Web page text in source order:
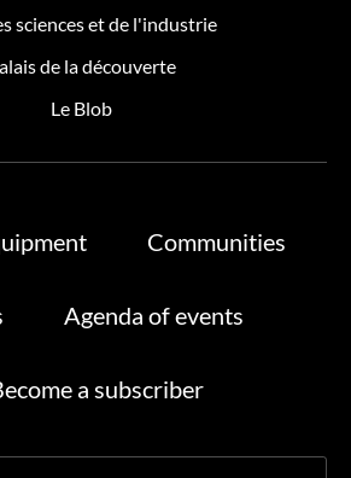
sciences et de l'industrie
de la découverte
Le Blob
Communities
Agenda of events
a subscriber